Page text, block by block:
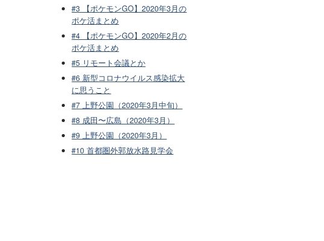
#3 【ポケモンGO】2020年3月の
ポケ活まとめ
#4 【ポケモンGO】2020年2月の
ポケ活まとめ
#5 リモート会議とか
#6 新型コロナウイルス感染拡大
に思うこと
#7 上野公園（2020年3月中旬）
#8 成田〜広島（2020年3月）
#9 上野公園（2020年3月）
#10 首都圏外郭放水路見学会